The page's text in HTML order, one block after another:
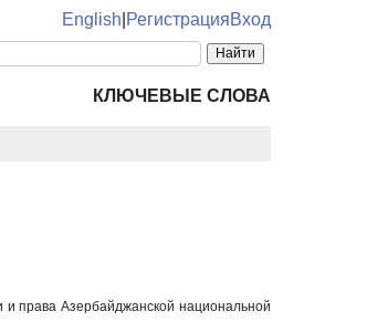
English РегистрацияВход
КЛЮЧЕВЫЕ СЛОВА
и права Азербайджанской национальной